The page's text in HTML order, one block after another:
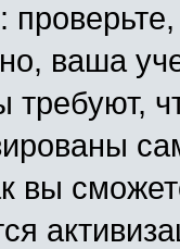
ваша
вы